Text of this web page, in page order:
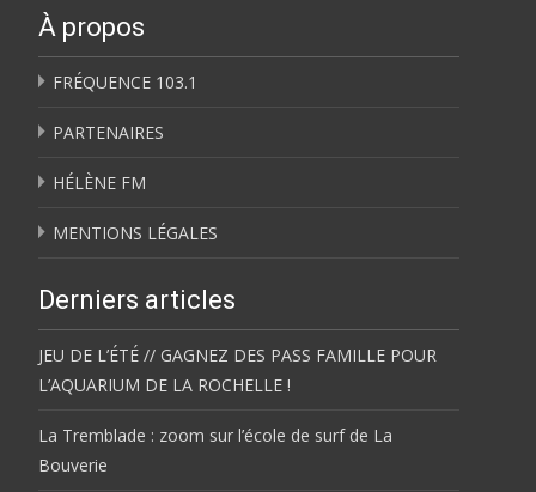
À propos
FRÉQUENCE 103.1
PARTENAIRES
HÉLÈNE FM
MENTIONS LÉGALES
Derniers articles
JEU DE L’ÉTÉ // GAGNEZ DES PASS FAMILLE POUR
L’AQUARIUM DE LA ROCHELLE !
La Tremblade : zoom sur l’école de surf de La
Bouverie